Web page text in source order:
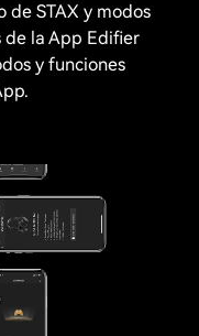
de STAX y modos
de la App Edifier
y funciones